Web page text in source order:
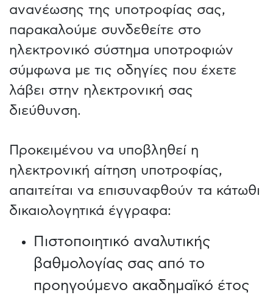
ανανέωσης της υποτροφίας σας,
παρακαλούμε συνδεθείτε στο
ηλεκτρονικό σύστημα υποτροφιών
σύμφωνα με τις οδηγίες που έχετε
λάβει στην ηλεκτρονική σας
διεύθυνση.
Προκειμένου να υποβληθεί η
ηλεκτρονική αίτηση υποτροφίας,
απαιτείται να επισυναφθούν τα κάτωθι
δικαιολογητικά έγγραφα:
Πιστοποιητικό αναλυτικής
βαθμολογίας σας από το
προηγούμενο ακαδημαϊκό έτος